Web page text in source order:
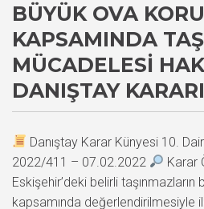
BÜYÜK OVA
KAPSAMINDA
MÜCADELESI
DANIŞTAY KARARI
Danıştay Karar Künyesi 10.
2022/411 – 07.02.2022
Karar
Eskişehir’deki belirli
kapsamında değerlendirilmesiyle